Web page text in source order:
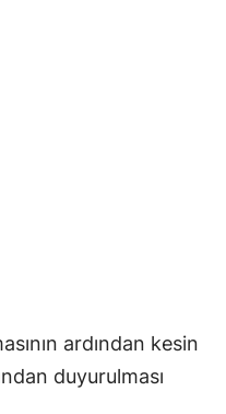
ardından kesin
duyurulması